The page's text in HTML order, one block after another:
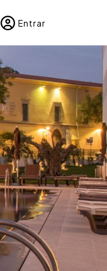
Entrar